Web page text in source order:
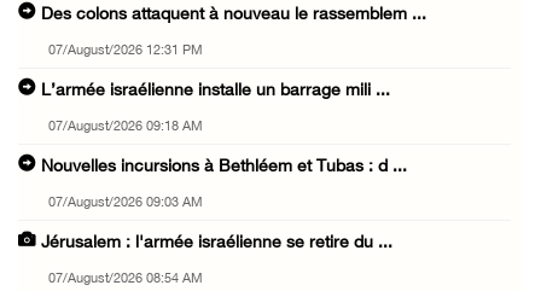
Des colons attaquent à nouveau le rassemblem ...
07/August/2026 12:31 PM
L’armée israélienne installe un barrage mili ...
07/August/2026 09:18 AM
Nouvelles incursions à Bethléem et Tubas : d ...
07/August/2026 09:03 AM
Jérusalem : l'armée israélienne se retire du ...
07/August/2026 08:54 AM